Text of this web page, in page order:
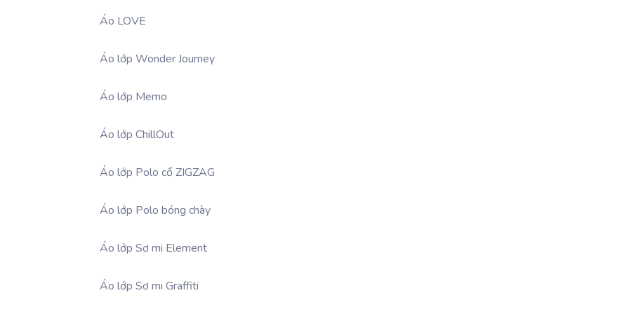
Áo LOVE
Áo lớp Wonder Journey
Áo lớp Memo
Áo lớp ChillOut
Áo lớp Polo cổ ZIGZAG
Áo lớp Polo bóng chày
Áo lớp Sơ mi Element
Áo lớp Sơ mi Graffiti